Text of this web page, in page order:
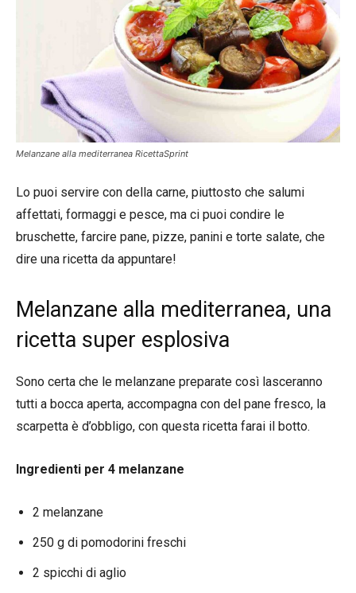
Melanzane alla mediterranea RicettaSprint
Lo puoi servire con della carne, piuttosto che salumi
affettati, formaggi e pesce, ma ci puoi condire le
bruschette, farcire pane, pizze, panini e torte salate, che
dire una ricetta da appuntare!
Melanzane alla mediterranea, una
ricetta super esplosiva
Sono certa che le melanzane preparate così lasceranno
tutti a bocca aperta, accompagna con del pane fresco, la
scarpetta è d’obbligo, con questa ricetta farai il botto.
Ingredienti per 4 melanzane
2 melanzane
250 g di pomodorini freschi
2 spicchi di aglio